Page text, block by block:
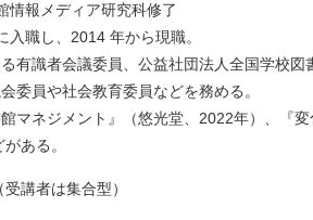
情報メディア研究科修了
職し、2014 年から現職。
有識者会議委員、公益社団法人全国学校図
委員や社会教育委員などを務める。
マネジメント』（悠光堂、2022年）、『
ある。
講者は集合型）